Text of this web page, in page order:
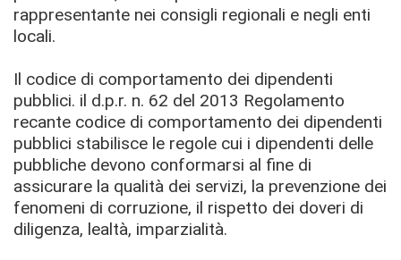
rappresentante nei consigli regionali e negli enti
locali.
Il codice di comportamento dei dipendenti
pubblici. il d.p.r. n. 62 del 2013 Regolamento
recante codice di comportamento dei dipendenti
pubblici stabilisce le regole cui i dipendenti delle
pubbliche devono conformarsi al fine di
assicurare la qualità dei servizi, la prevenzione dei
fenomeni di corruzione, il rispetto dei doveri di
diligenza, lealtà, imparzialità.